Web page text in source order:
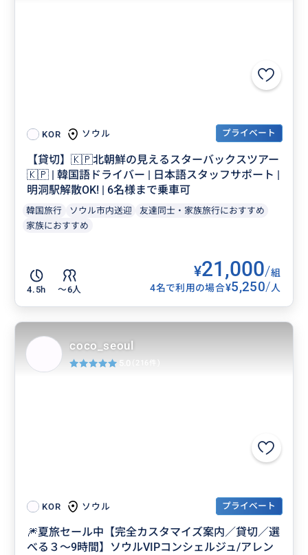
KOR ソウル プライベート
【貸切】🇰🇵北朝鮮の見えるスターバックスツアー
🇰🇵 | 韓国語ドライバー | 日本語スタッフサポート |
明洞駅解散OK! | 6名様まで乗車可
韓国旅行 ソウル市内送迎
友達同士・家族旅行におすすめ
家族におすすめ
4.5h 〜6人
¥21,000/組
4名で利用の場合¥5,250/人
KOR ソウル プライベート
🎆夏旅セール中【完全カスタマイズ案内／貸切／選
べる３～9時間】ソウルVIPコンシェルジュ/アレン
coco_seoul
5.0 (216件)